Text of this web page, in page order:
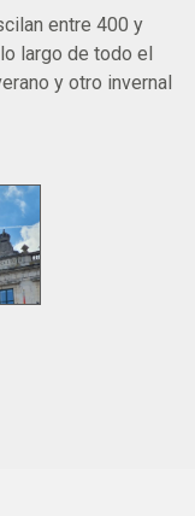
entre 400 y
largo de todo el
y otro invernal